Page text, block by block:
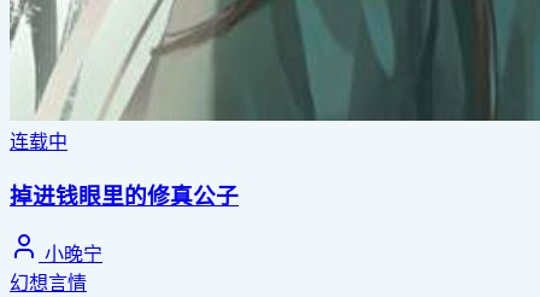
连载中
掉进钱眼里的修真公子
小晚宁
幻想言情